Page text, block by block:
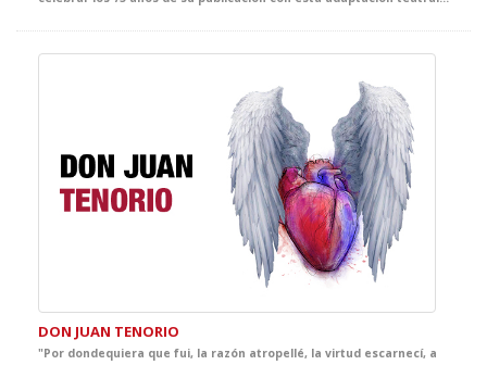
DON JUAN TENORIO
"Por dondequiera que fui, la razón atropellé, la virtud escarnecí, a